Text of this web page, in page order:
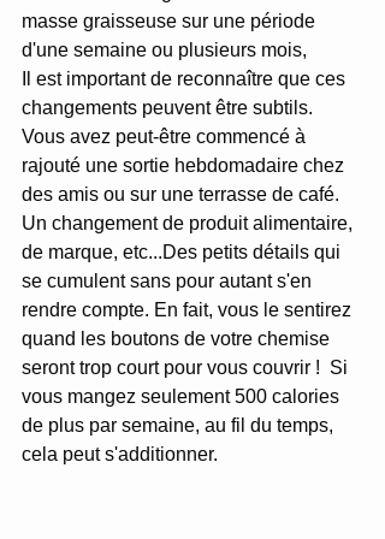
masse graisseuse sur une période
d'une semaine ou plusieurs mois,
Il est important de reconnaître que ces
changements peuvent être subtils.
Vous avez peut-être commencé à
rajouté une sortie hebdomadaire chez
des amis ou sur une terrasse de café.
Un changement de produit alimentaire,
de marque, etc...Des petits détails qui
se cumulent sans pour autant s'en
rendre compte. En fait, vous le sentirez
quand les boutons de votre chemise
seront trop court pour vous couvrir !  Si
vous mangez seulement 500 calories
de plus par semaine, au fil du temps,
cela peut s'additionner.